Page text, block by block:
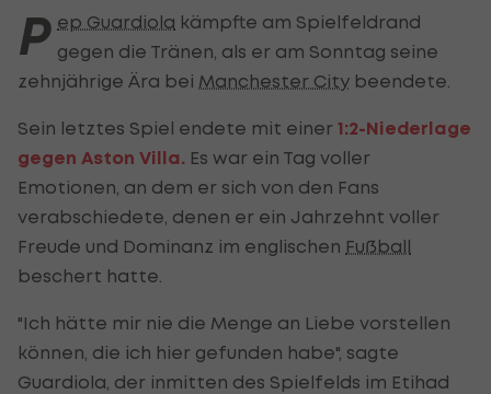
P ep Guardiola kämpfte am Spielfeldrand
gegen die Tränen, als er am Sonntag seine
zehnjährige Ära bei Manchester City beendete.
Sein letztes Spiel endete mit einer 1:2-Niederlage
gegen Aston Villa. Es war ein Tag voller
Emotionen, an dem er sich von den Fans
verabschiedete, denen er ein Jahrzehnt voller
Freude und Dominanz im englischen Fußball
beschert hatte.
"Ich hätte mir nie die Menge an Liebe vorstellen
können, die ich hier gefunden habe", sagte
Guardiola, der inmitten des Spielfelds im Etihad